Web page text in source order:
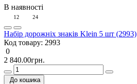
В наявності
12 24
Набір дорожніх знаків Klein 5 шт (2993)
Код товару: 2993
0
2 840.00грн.
До кошика